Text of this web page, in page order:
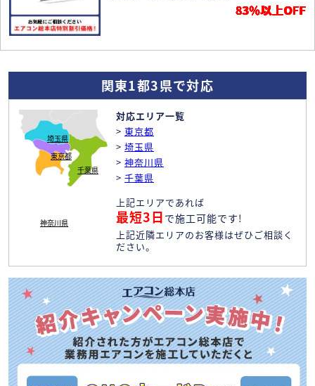
83％以上OFF
関東1都3県で対応
東京都
埼玉県
神奈川県
千葉県
対応エリア一覧
> 東京都
> 埼玉県
> 神奈川県
> 千葉県
上記エリアであれば
最短3日 で施工可能です!
上記近隣エリアのお客様はぜひご相談く
ださい。